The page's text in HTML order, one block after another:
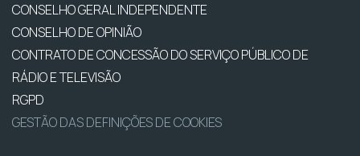
CONSELHO GERAL INDEPENDENTE
CONSELHO DE OPINIÃO
CONTRATO DE CONCESSÃO DO SERVIÇO PÚBLICO DE
RÁDIO E TELEVISÃO
RGPD
GESTÃO DAS DEFINIÇÕES DE COOKIES